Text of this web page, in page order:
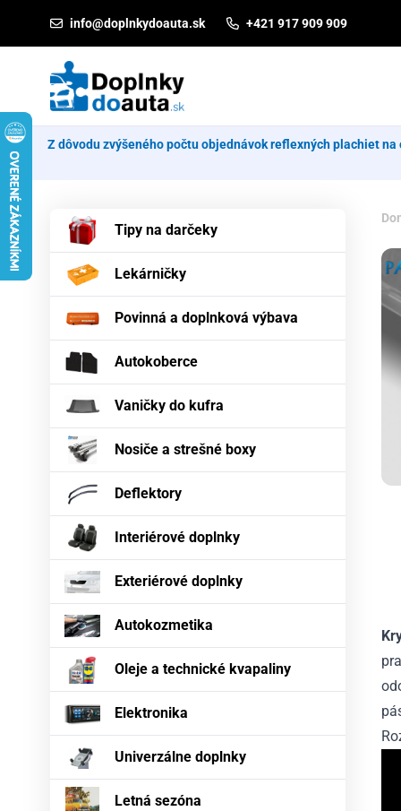
info@doplnkydoauta.sk +421 917 909 909
Z dôvodu zvýšeného počtu objednávok reflexných plachiet
Tipy na darčeky
Lekárničky
Povinná a doplnková výbava
Autokoberce
Vaničky do kufra
Nosiče a strešné boxy
Deflektory
Interiérové doplnky
Exteriérové doplnky
Autokozmetika
Oleje a technické kvapaliny
Elektronika
Univerzálne doplnky
Letná sezóna